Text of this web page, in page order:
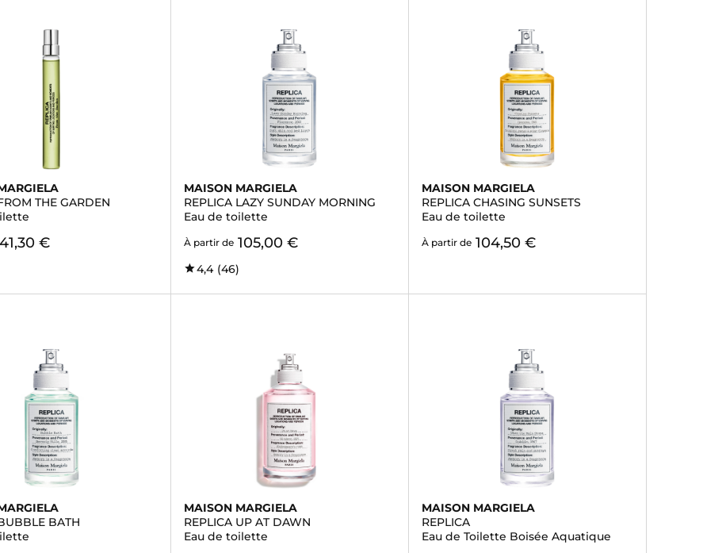
THE GARDEN
41,30 €
MAISON MARGIELA
REPLICA LAZY SUNDAY MORNING
Eau de toilette
À partir de 105,00 €
4,4 (46)
MAISON MARGIELA
REPLICA CHASING SUNSETS
Eau de toilette
À partir de 104,50 €
BATH
MAISON MARGIELA
REPLICA UP AT DAWN
Eau de toilette
MAISON MARGIELA
REPLICA
Eau de Toilette Boisée Aquatique